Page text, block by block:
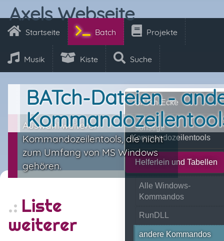
Axels Webseite
Startseite Batch Projekte
Musik Kiste Suche
BATch-Ecke
sonstige
Kommandozeilentools
Helferlein und Tabellen
Alle Windows-
Kommandos
RunDLL
andere Kommandos
BATch-Dateien -
Auswahl weiterer
Kommandozeilentools, die nicht
zum Umfang von MS Windows
gehören.
Liste
weiterer